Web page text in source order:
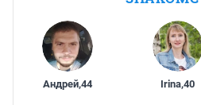
Андрей,44 Irina,40